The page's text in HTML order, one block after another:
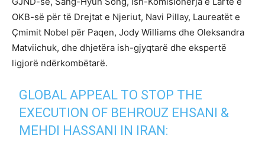
OKB-së për të Drejtat e Njeriut, Navi Pillay, Laureatët e
Çmimit Nobel për Paqen, Jody Williams dhe Oleksandra
Matviichuk, dhe dhjetëra ish-gjyqtarë dhe ekspertë
ligjorë ndërkombëtarë.
GLOBAL APPEAL TO STOP THE
EXECUTION OF BEHROUZ EHSANI &
MEHDI HASSANI IN IRAN: